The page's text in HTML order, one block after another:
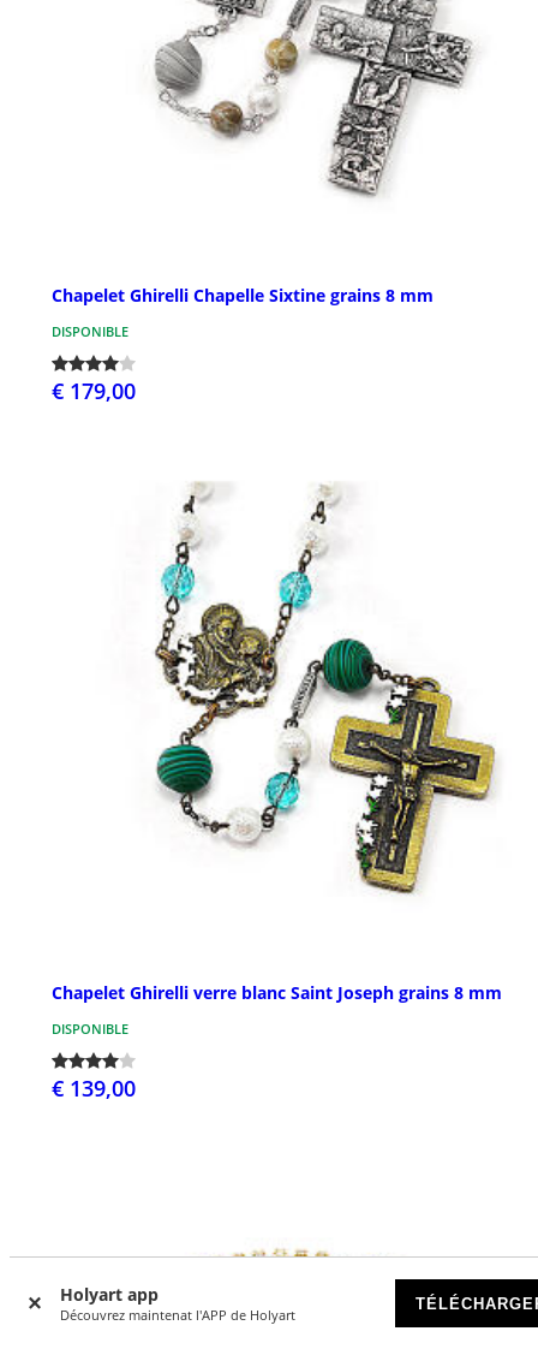
Holyart app
Découvrez maintenat l'APP de Holyart
Chapelet Ghirelli Chapelle Sixtine grains 8 mm
DISPONIBLE
€ 179,00
Chapelet Ghirelli verre blanc Saint Joseph grains 8 mm
DISPONIBLE
€ 139,00